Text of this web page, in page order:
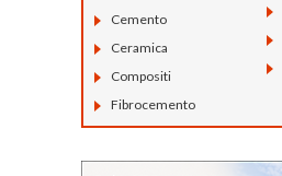
Cemento
Ceramica
Compositi
Fibrocemento